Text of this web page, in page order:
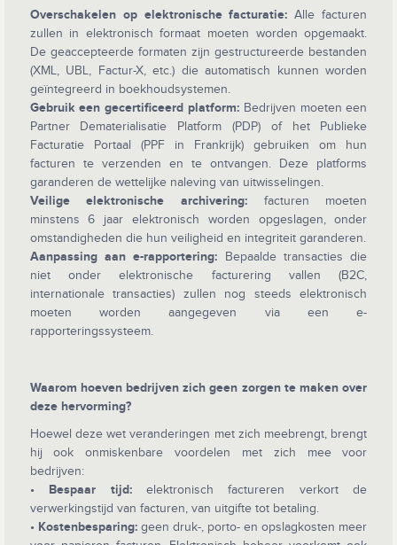
Overschakelen op elektronische facturatie: Alle facturen
zullen in elektronisch formaat moeten worden opgemaakt.
De geaccepteerde formaten zijn gestructureerde bestanden
(XML, UBL, Factur-X, etc.) die automatisch kunnen worden
geïntegreerd in boekhoudsystemen.
Gebruik een gecertificeerd platform: Bedrijven moeten een
Partner Dematerialisatie Platform (PDP) of het Publieke
Facturatie Portaal (PPF in Frankrijk) gebruiken om hun
facturen te verzenden en te ontvangen. Deze platforms
garanderen de wettelijke naleving van uitwisselingen.
Veilige elektronische archivering: facturen moeten
minstens 6 jaar elektronisch worden opgeslagen, onder
omstandigheden die hun veiligheid en integriteit garanderen.
Aanpassing aan e-rapportering: Bepaalde transacties die
niet onder elektronische facturering vallen (B2C,
internationale transacties) zullen nog steeds elektronisch
moeten worden aangegeven via een e-
rapporteringssysteem.
Waarom hoeven bedrijven zich geen zorgen te maken over
deze hervorming?
Hoewel deze wet veranderingen met zich meebrengt, brengt
hij ook onmiskenbare voordelen met zich mee voor
bedrijven:
• Bespaar tijd:elektronisch factureren verkort de
verwerkingstijd van facturen, van uitgifte tot betaling.
• Kostenbesparing:geen druk-, porto- en opslagkosten meer